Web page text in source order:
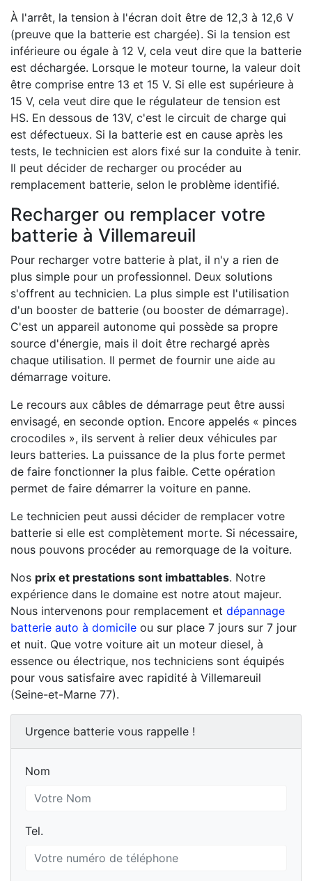
À l'arrêt, la tension à l'écran doit être de 12,3 à 12,6 V
(preuve que la batterie est chargée). Si la tension est
inférieure ou égale à 12 V, cela veut dire que la batterie
est déchargée. Lorsque le moteur tourne, la valeur doit
être comprise entre 13 et 15 V. Si elle est supérieure à
15 V, cela veut dire que le régulateur de tension est
HS. En dessous de 13V, c'est le circuit de charge qui
est défectueux. Si la batterie est en cause après les
tests, le technicien est alors fixé sur la conduite à tenir.
Il peut décider de recharger ou procéder au
remplacement batterie, selon le problème identifié.
Recharger ou remplacer votre
batterie à Villemareuil
Pour recharger votre batterie à plat, il n'y a rien de
plus simple pour un professionnel. Deux solutions
s'offrent au technicien. La plus simple est l'utilisation
d'un booster de batterie (ou booster de démarrage).
C'est un appareil autonome qui possède sa propre
source d'énergie, mais il doit être rechargé après
chaque utilisation. Il permet de fournir une aide au
démarrage voiture.
Le recours aux câbles de démarrage peut être aussi
envisagé, en seconde option. Encore appelés « pinces
crocodiles », ils servent à relier deux véhicules par
leurs batteries. La puissance de la plus forte permet
de faire fonctionner la plus faible. Cette opération
permet de faire démarrer la voiture en panne.
Le technicien peut aussi décider de remplacer votre
batterie si elle est complètement morte. Si nécessaire,
nous pouvons procéder au remorquage de la voiture.
Nos prix et prestations sont imbattables. Notre
expérience dans le domaine est notre atout majeur.
Nous intervenons pour remplacement et dépannage
batterie auto à domicile ou sur place 7 jours sur 7 jour
et nuit. Que votre voiture ait un moteur diesel, à
essence ou électrique, nos techniciens sont équipés
pour vous satisfaire avec rapidité à Villemareuil
(Seine-et-Marne 77).
Urgence batterie vous rappelle !
Nom
Nom
Tel.
Tel.